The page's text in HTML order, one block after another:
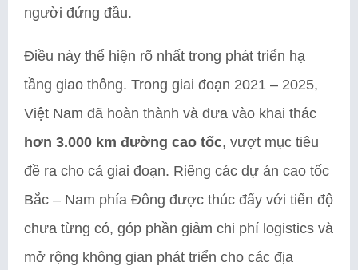
người đứng đầu.
Điều này thể hiện rõ nhất trong phát triển hạ
tầng giao thông. Trong giai đoạn 2021 – 2025,
Việt Nam đã hoàn thành và đưa vào khai thác
hơn 3.000 km đường cao tốc, vượt mục tiêu
đề ra cho cả giai đoạn. Riêng các dự án cao tốc
Bắc – Nam phía Đông được thúc đẩy với tiến độ
chưa từng có, góp phần giảm chi phí logistics và
mở rộng không gian phát triển cho các địa